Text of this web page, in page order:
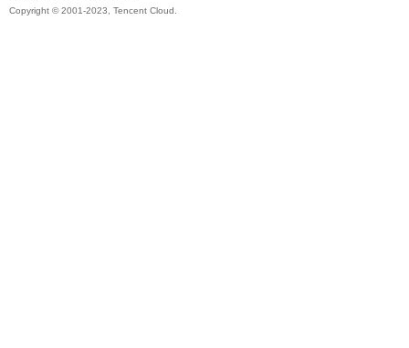
Copyright © 2001-2023, Tencent Cloud.